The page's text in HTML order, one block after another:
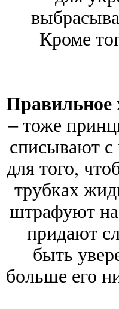
Кроме
Правильное
– тоже
списывают с
для того,
трубках
штрафуют
придают
быть
больше его